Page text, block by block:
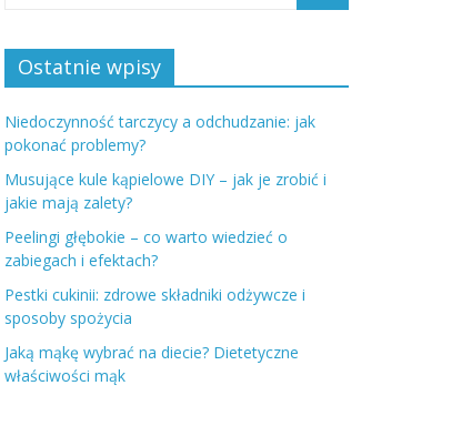
Ostatnie wpisy
Niedoczynność tarczycy a odchudzanie: jak
pokonać problemy?
Musujące kule kąpielowe DIY – jak je zrobić i
jakie mają zalety?
Peelingi głębokie – co warto wiedzieć o
zabiegach i efektach?
Pestki cukinii: zdrowe składniki odżywcze i
sposoby spożycia
Jaką mąkę wybrać na diecie? Dietetyczne
właściwości mąk